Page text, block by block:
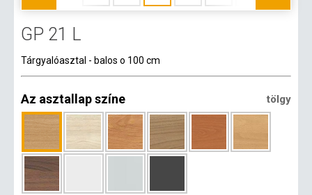
GP 21 L
Tárgyalóasztal - balos o 100 cm
Az asztallap színe tölgy